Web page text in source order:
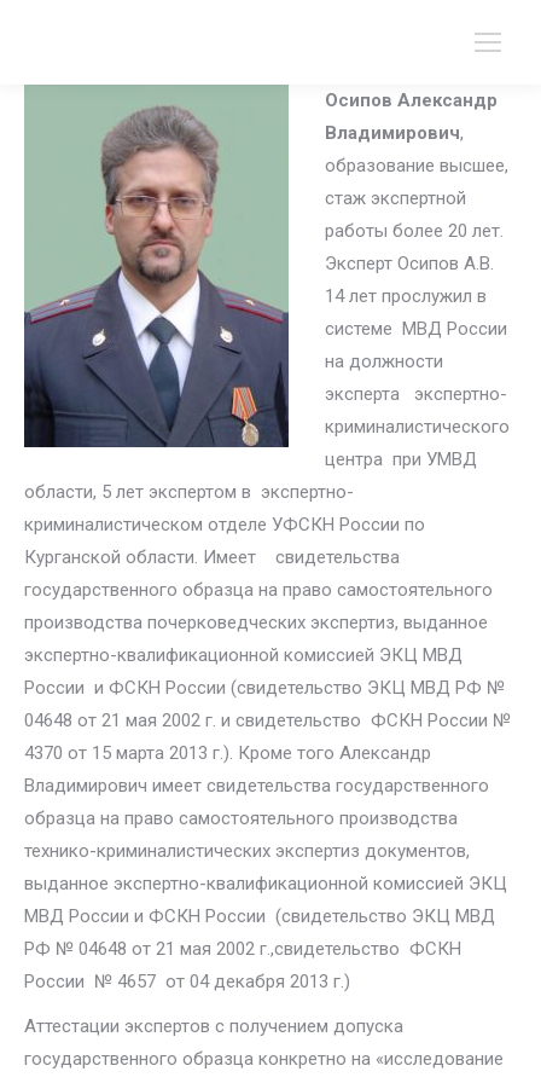
Осипов Александр
Владимирович,
образование высшее,
стаж экспертной
работы более 20 лет.
Эксперт Осипов А.В.
14 лет прослужил в
системе МВД России
на должности
эксперта экспертно-
криминалистического
центра при УМВД
области, 5 лет экспертом в экспертно-
криминалистическом отделе УФСКН России по
Курганской области. Имеет свидетельства
государственного образца на право самостоятельного
производства почерковедческих экспертиз, выданное
экспертно-квалификационной комиссией ЭКЦ МВД
России и ФСКН России (свидетельство ЭКЦ МВД РФ №
04648 от 21 мая 2002 г. и свидетельство ФСКН России №
4370 от 15 марта 2013 г.). Кроме того Александр
Владимирович имеет свидетельства государственного
образца на право самостоятельного производства
технико-криминалистических экспертиз документов,
выданное экспертно-квалификационной комиссией ЭКЦ
МВД России и ФСКН России (свидетельство ЭКЦ МВД
РФ № 04648 от 21 мая 2002 г.,свидетельство ФСКН
России № 4657 от 04 декабря 2013 г.)
Аттестации экспертов с получением допуска
государственного образца конкретно на «исследование